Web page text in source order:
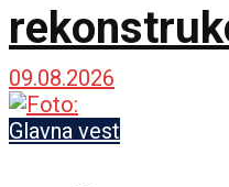
09.08.2026
Glavna vest